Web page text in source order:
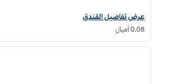
عرض تفاصيل الفندق الخاصة بفندق Monsieur Jean Hotel Particulier، أحد فنادق إس إل إتش
عرض تفاصيل الفندق
0.08 أميال
1 من 12